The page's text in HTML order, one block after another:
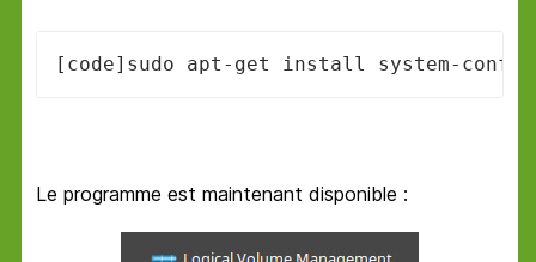
[code]sudo apt-get install system-
Le programme est maintenant disponible :